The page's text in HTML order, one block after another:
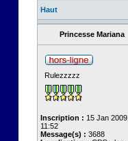
Haut
Princesse Mariana
Rulezzzzz
Inscription : 15 Jan 2009,
11:52
Message(s) : 3688